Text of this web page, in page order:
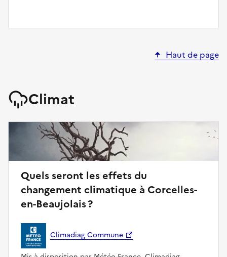
Haut de page
Climat
Quels seront les effets du
changement climatique à Corcelles-
en-Beaujolais ?
Climadiag Commune